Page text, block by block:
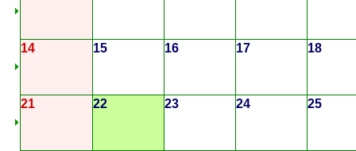
14 15 16 17 18
21 22 23 24 25